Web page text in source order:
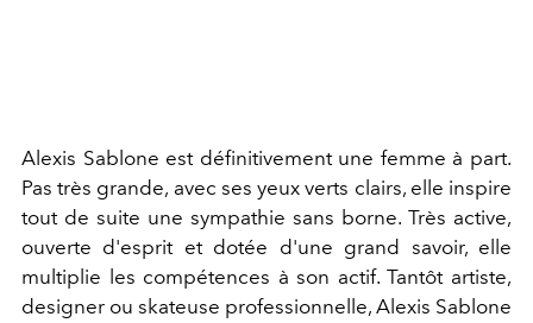
Alexis Sablone est définitivement une femme à part.
Pas très grande, avec ses yeux verts clairs, elle inspire
tout de suite une sympathie sans borne. Très active,
ouverte d'esprit et dotée d'une grand savoir, elle
multiplie les compétences à son actif. Tantôt artiste,
designer ou skateuse professionnelle, Alexis Sablone